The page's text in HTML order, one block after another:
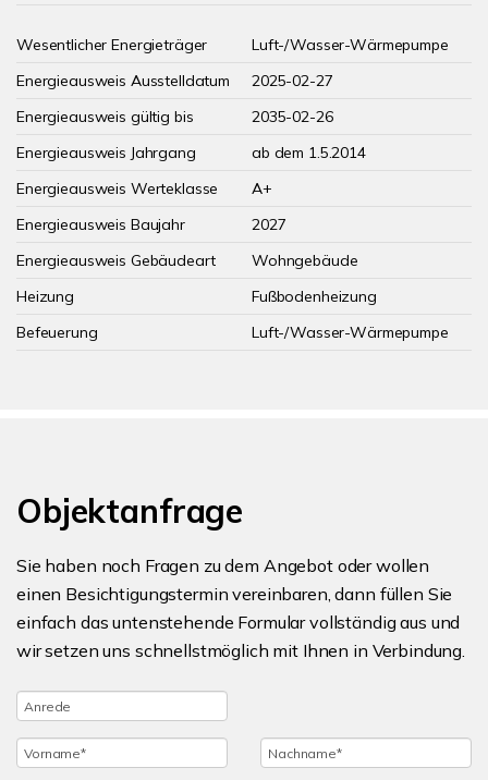
Wesentlicher Energieträger
Luft-/Wasser-Wärmepumpe
Energieausweis Ausstelldatum
2025-02-27
Energieausweis gültig bis
2035-02-26
Energieausweis Jahrgang
ab dem 1.5.2014
Energieausweis Werteklasse
A+
Energieausweis Baujahr
2027
Energieausweis Gebäudeart
Wohngebäude
Heizung
Fußbodenheizung
Befeuerung
Luft-/Wasser-Wärmepumpe
Objektanfrage
Sie haben noch Fragen zu dem Angebot oder wollen
einen Besichtigungstermin vereinbaren, dann füllen Sie
einfach das untenstehende Formular vollständig aus und
wir setzen uns schnellstmöglich mit Ihnen in Verbindung.